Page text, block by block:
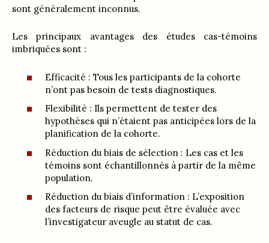
sont généralement inconnus.
Les principaux avantages des études cas-témoins
imbriquées sont :
Efficacité : Tous les participants de la cohorte
n’ont pas besoin de tests diagnostiques.
Flexibilité : Ils permettent de tester des
hypothèses qui n’étaient pas anticipées lors de la
planification de la cohorte.
Réduction du biais de sélection : Les cas et les
témoins sont échantillonnés à partir de la même
population.
Réduction du biais d’information : L’exposition
des facteurs de risque peut être évaluée avec
l’investigateur aveugle au statut de cas.